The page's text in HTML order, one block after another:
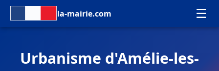
la-mairie.com ☰
Urbanisme d'Amélie-les-